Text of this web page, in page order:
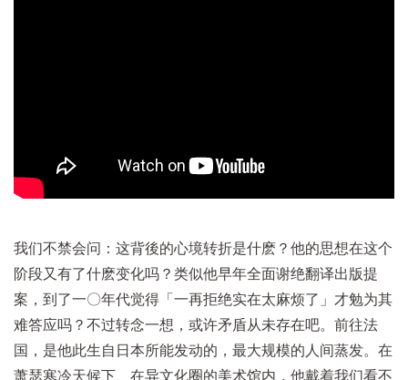
我们不禁会问：这背後的心境转折是什麽？他的思想在这个
阶段又有了什麽变化吗？类似他早年全面谢绝翻译出版提
案，到了一〇年代觉得「一再拒绝实在太麻烦了」才勉为其
难答应吗？不过转念一想，或许矛盾从未存在吧。前往法
国，是他此生自日本所能发动的，最大规模的人间蒸发。在
萧瑟寒冷天候下、在异文化圈的美术馆内，他戴着我们看不